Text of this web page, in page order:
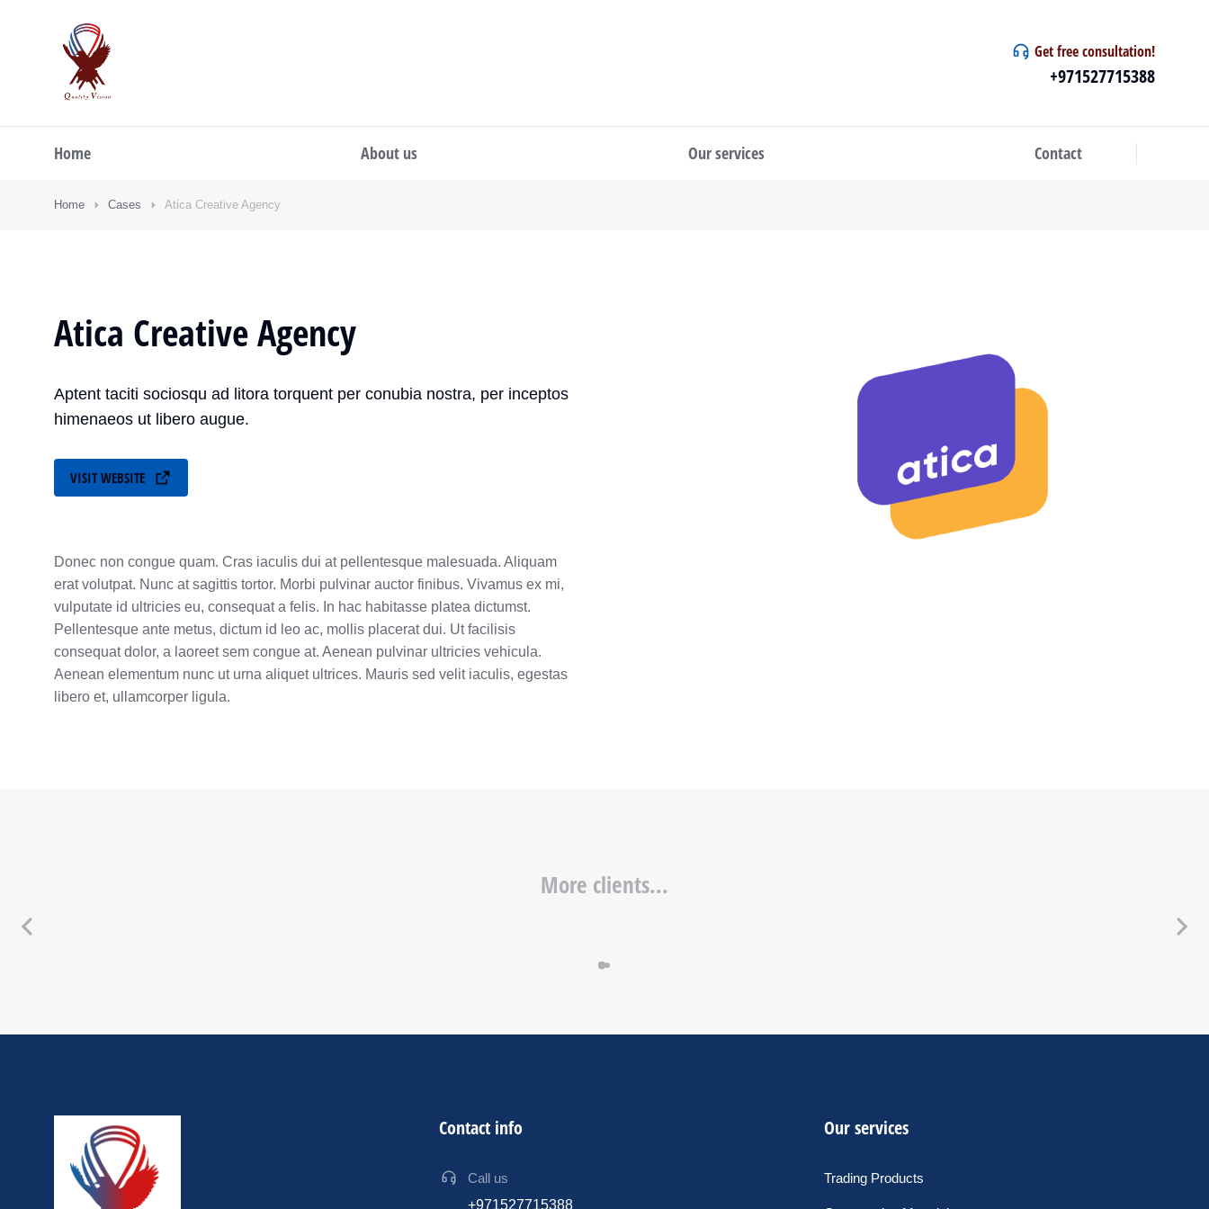
Get free consultation!
+971527715388
Home About us Our services Contact
Home Cases Atica Creative Agency
Atica Creative Agency
Aptent taciti sociosqu ad litora torquent per conubia nostra, per inceptos
himenaeos ut libero augue.
VISIT WEBSITE
Donec non congue quam. Cras iaculis dui at pellentesque malesuada. Aliquam
erat volutpat. Nunc at sagittis tortor. Morbi pulvinar auctor finibus. Vivamus ex mi,
vulputate id ultricies eu, consequat a felis. In hac habitasse platea dictumst.
Pellentesque ante metus, dictum id leo ac, mollis placerat dui. Ut facilisis
consequat dolor, a laoreet sem congue at. Aenean pulvinar ultricies vehicula.
Aenean elementum nunc ut urna aliquet ultrices. Mauris sed velit iaculis, egestas
libero et, ullamcorper ligula.
More clients...
Contact info
Call us
+971527715388
Our services
Trading Products